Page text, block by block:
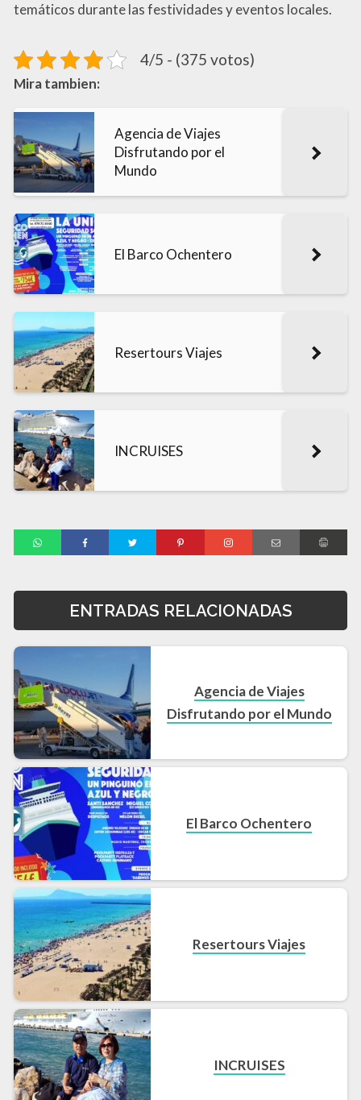
temáticos durante las festividades y eventos locales.
4/5 - (375 votos)
Mira tambien:
Agencia de Viajes
Disfrutando por el
Mundo
El Barco Ochentero
Resertours Viajes
INCRUISES
ENTRADAS RELACIONADAS
Agencia de Viajes
Disfrutando por el Mundo
El Barco Ochentero
Resertours Viajes
INCRUISES